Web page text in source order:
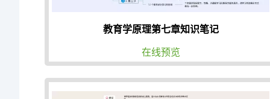
教育学原理第七章知识笔记
在线预览